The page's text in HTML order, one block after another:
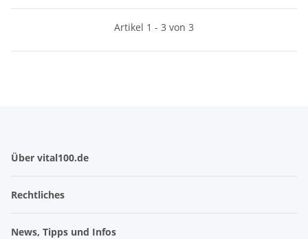
Artikel 1 - 3 von 3
Über vital100.de
Rechtliches
News, Tipps und Infos